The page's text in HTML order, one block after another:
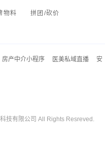
物料 拼团/砍价
房产中介小程序 医美私域直播 安
技有限公司 All Rights Resreved.